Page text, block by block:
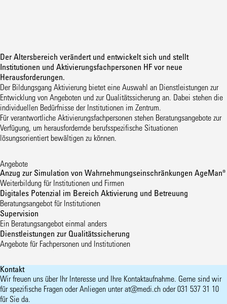
Der Altersbereich verändert und entwickelt sich und stellt
Institutionen und Aktivierungsfachpersonen HF vor neue
Herausforderungen.
Der Bildungsgang Aktivierung bietet eine Auswahl an Dienstleistungen zur
Entwicklung von Angeboten und zur Qualitätssicherung an. Dabei stehen die
individuellen Bedürfnisse der Institutionen im Zentrum.
Für verantwortliche Aktivierungsfachpersonen stehen Beratungsangebote zur
Verfügung, um herausfordernde berufsspezifische Situationen
lösungsorientiert bewältigen zu können.
Angebote
Anzug zur Simulation von Wahrnehmungseinschränkungen AgeMan®
Weiterbildung für Institutionen und Firmen
Digitales Potenzial im Bereich Aktivierung und Betreuung
Beratungsangebot für Institutionen
Supervision
Ein Beratungsangebot einmal anders
Dienstleistungen zur Qualitätssicherung
Angebote für Fachpersonen und Institutionen
Kontakt
Wir freuen uns über Ihr Interesse und Ihre Kontaktaufnahme. Gerne sind wir
für spezifische Fragen oder Anliegen unterat@medi.ch oder 031 537 31 10
für Sie da.